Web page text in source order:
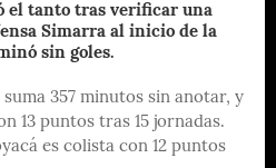
el tanto tras verificar una
Simarra al inicio de la
sin goles.
357 minutos sin anotar, y
13 puntos tras 15 jornadas.
es colista con 12 puntos